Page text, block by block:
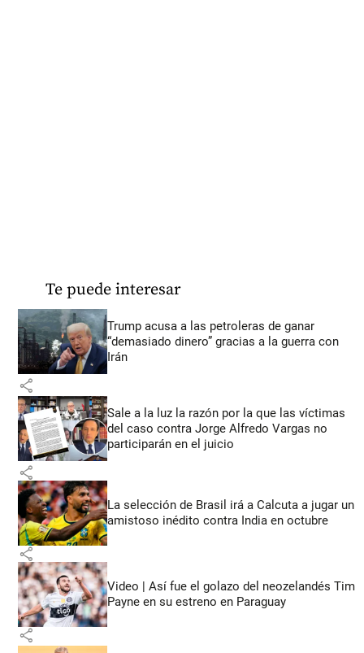
Te puede interesar
Trump acusa a las petroleras de ganar
“demasiado dinero” gracias a la guerra con
Irán
share
Sale a la luz la razón por la que las víctimas
del caso contra Jorge Alfredo Vargas no
participarán en el juicio
share
La selección de Brasil irá a Calcuta a jugar un
amistoso inédito contra India en octubre
share
Video | Así fue el golazo del neozelandés Tim
Payne en su estreno en Paraguay
share